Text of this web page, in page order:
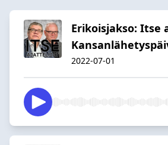
Erikoisjakso: Itse
2022-07-01